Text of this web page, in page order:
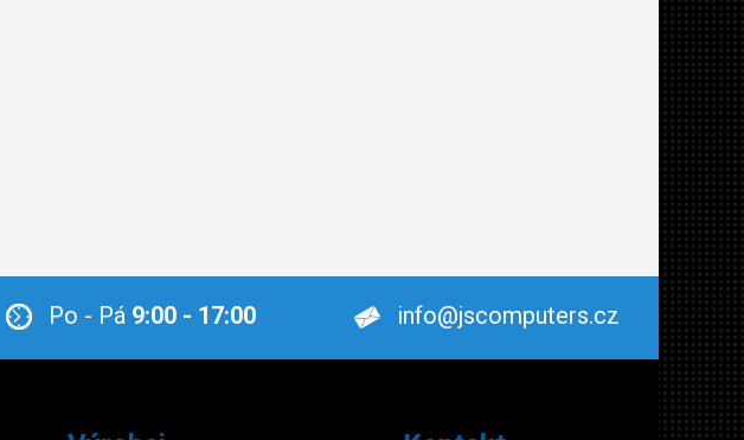
Po - Pá 9:00 - 17:00 info@jscomputers.cz